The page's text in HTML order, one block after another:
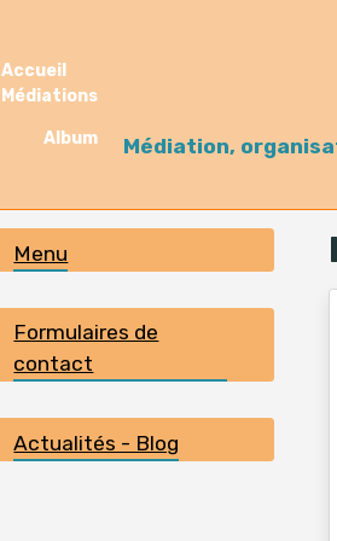
Accueil
Médiations
Album Médiation,
Menu
Formulaires de
contact
Actualités - Blog